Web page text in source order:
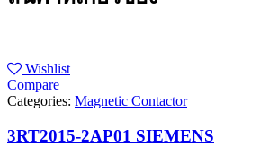
Wishlist
Compare
Categories: Magnetic Contactor
3RT2015-2AP01 SIEMENS